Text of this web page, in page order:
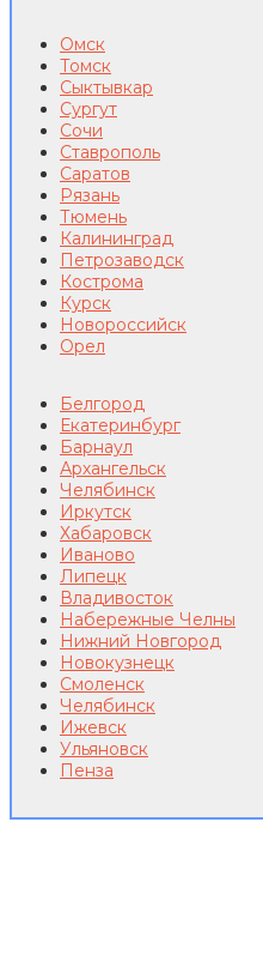
Омск
Томск
Сыктывкар
Сургут
Сочи
Ставрополь
Саратов
Рязань
Тюмень
Калининград
Петрозаводск
Кострома
Курск
Новороссийск
Орел
Белгород
Екатеринбург
Барнаул
Архангельск
Челябинск
Иркутск
Хабаровск
Иваново
Липецк
Владивосток
Набережные Челны
Нижний Новгород
Новокузнецк
Смоленск
Челябинск
Ижевск
Ульяновск
Пенза